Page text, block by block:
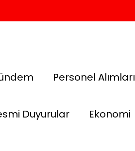
Personel Alımları
Duyurular Ekonomi